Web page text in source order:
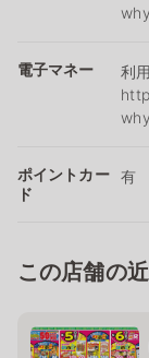
電子マネー
利
ポイントカー
ド
有
この店舗の